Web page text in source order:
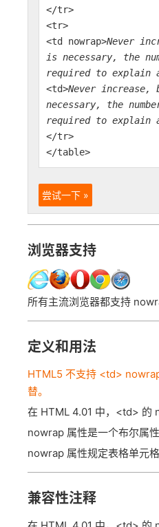
</tr>
<tr>
<td nowrap>Never
is necessary, the
required to explain
<td>Never increase,
necessary, the
required to explain
</tr>
</table>
尝试一下 »
浏览器支持
所有主流浏览器都支持
定义和用法
HTML5 不支持 <td>
替。
在 HTML 4.01 中，<td> 的
nowrap 属性是一个布尔属性
nowrap 属性规定表格单元
兼容性注释